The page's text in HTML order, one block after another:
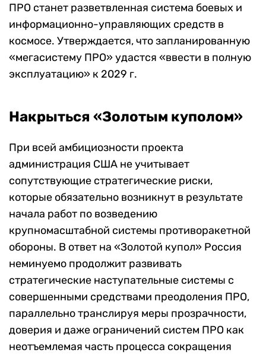
ПРО станет разветвленная система боевых и
информационно-управляющих средств в
космосе. Утверждается, что запланированную
«мегасистему ПРО» удастся «ввести в полную
эксплуатацию» к 2029 г.
Накрыться «Золотым куполом»
При всей амбициозности проекта
администрация США не учитывает
сопутствующие стратегические риски,
которые обязательно возникнут в результате
начала работ по возведению
крупномасштабной системы противоракетной
обороны. В ответ на «Золотой купол» Россия
неминуемо продолжит развивать
стратегические наступательные системы с
совершенными средствами преодоления ПРО,
параллельно транслируя меры прозрачности,
доверия и даже ограничений систем ПРО как
неотъемлемая часть процесса сокращения